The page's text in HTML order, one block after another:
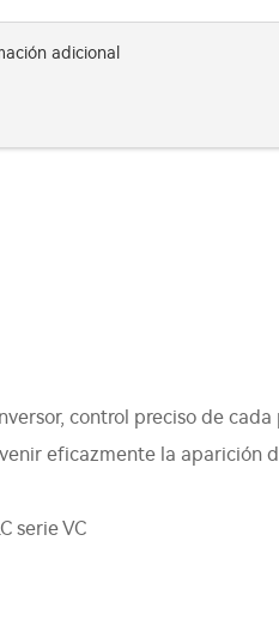
adicional
control preciso de cada
eficazmente la aparición
serie VC